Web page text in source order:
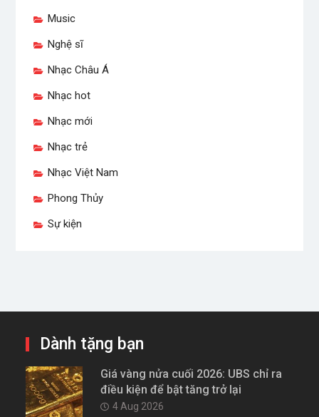
Music
Nghệ sĩ
Nhạc Châu Á
Nhạc hot
Nhạc mới
Nhạc trẻ
Nhạc Việt Nam
Phong Thủy
Sự kiện
Dành tặng bạn
Giá vàng nửa cuối 2026: UBS chỉ ra
điều kiện để bật tăng trở lại
4 Aug 2026